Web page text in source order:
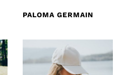
PALOMA GERMAIN